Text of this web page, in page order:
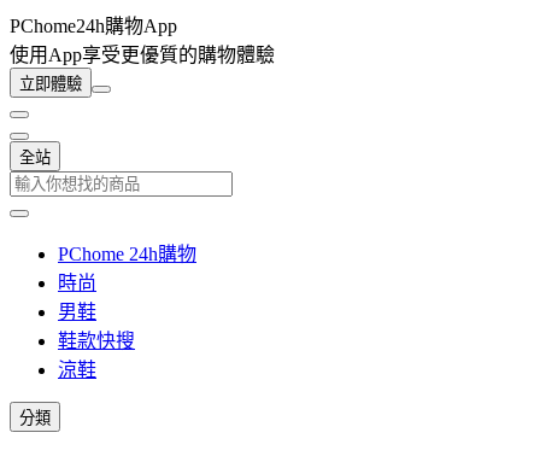
PChome24h購物App
使用App享受更優質的購物體驗
立即體驗
全站
PChome 24h購物
時尚
男鞋
鞋款快搜
涼鞋
分類